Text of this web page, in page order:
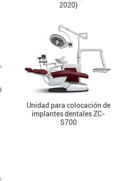
2020)
Unidad para colocación de
implantes dentales ZC-
S700